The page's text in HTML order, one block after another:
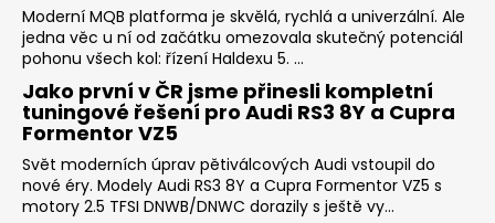
Moderní MQB platforma je skvělá, rychlá a univerzální. Ale
jedna věc u ní od začátku omezovala skutečný potenciál
pohonu všech kol: řízení Haldexu 5. ...
Jako první v ČR jsme přinesli kompletní
tuningové řešení pro Audi RS3 8Y a Cupra
Formentor VZ5
Svět moderních úprav pětiválcových Audi vstoupil do
nové éry. Modely Audi RS3 8Y a Cupra Formentor VZ5 s
motory 2.5 TFSI DNWB/DNWC dorazily s ještě vy...